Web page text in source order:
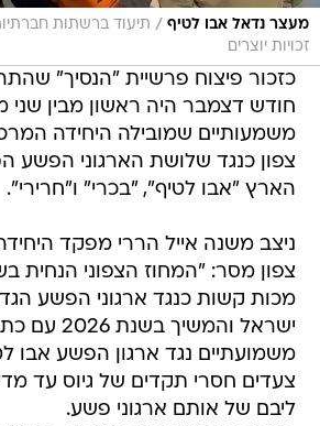
מעצר נדאל אבו לטיף /
זכויות יוצרים
כזכור פיצוח פרשיית "הנסיך"
חודש דצמבר היה ראשון מבין שני
משמעותיים שמובילה היחידה
צפון כנגד שלושת הארגוני הפשע
הארץ "אבו לטיף", "בכרי" ו"חרירי".
ניצב משנה אייל הררי מפקד
צפון מסר: "המחוז הצפוני הנחית
מכות קשות כנגד ארגוני הפשע
ישראל והמשיך
משמועתיים נגד ארגון הפשע אבו
צעדים חסרי תקדים של גיוס עד
ליבם של אותם ארגוני פשע.